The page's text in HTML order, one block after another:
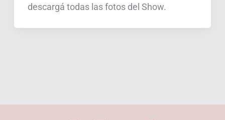
descargá todas las fotos del Show.